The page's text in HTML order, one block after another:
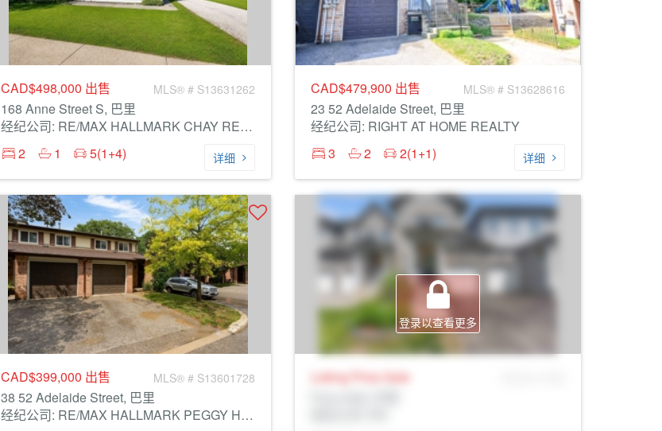
CAD$498,000 出售 MLS® # S13631262
168 Anne Street S, 巴里
经纪公司: RE/MAX HALLMARK CHAY REALTY
2
1 5(1+4) 详细
CAD$479,900 出售 MLS® # S13628616
23 52 Adelaide Street, 巴里
经纪公司: RIGHT AT HOME REALTY
3
2 2(1+1) 详细
CAD$399,000 出售 MLS® # S13601728
38 52 Adelaide Street, 巴里
经纪公司: RE/MAX HALLMARK PEGGY HILL GROUP REALTY
登录以查看更多
Listing Price Sale